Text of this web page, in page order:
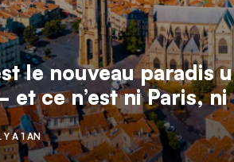
le nouveau paradis
ce n’est ni Paris, ni
Y A 1 AN